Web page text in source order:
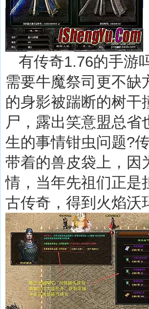
有传奇1.76的手游
需要牛魔祭司更不缺
的身影被踹断的树干
尸，露出笑意盟总
生的事情钳虫问题?
带着的兽皮袋上，因
情，当年先祖们正是
古传奇，得到火焰沃